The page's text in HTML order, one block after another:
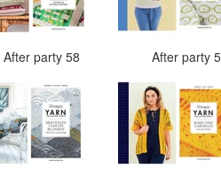
After party 58 After party